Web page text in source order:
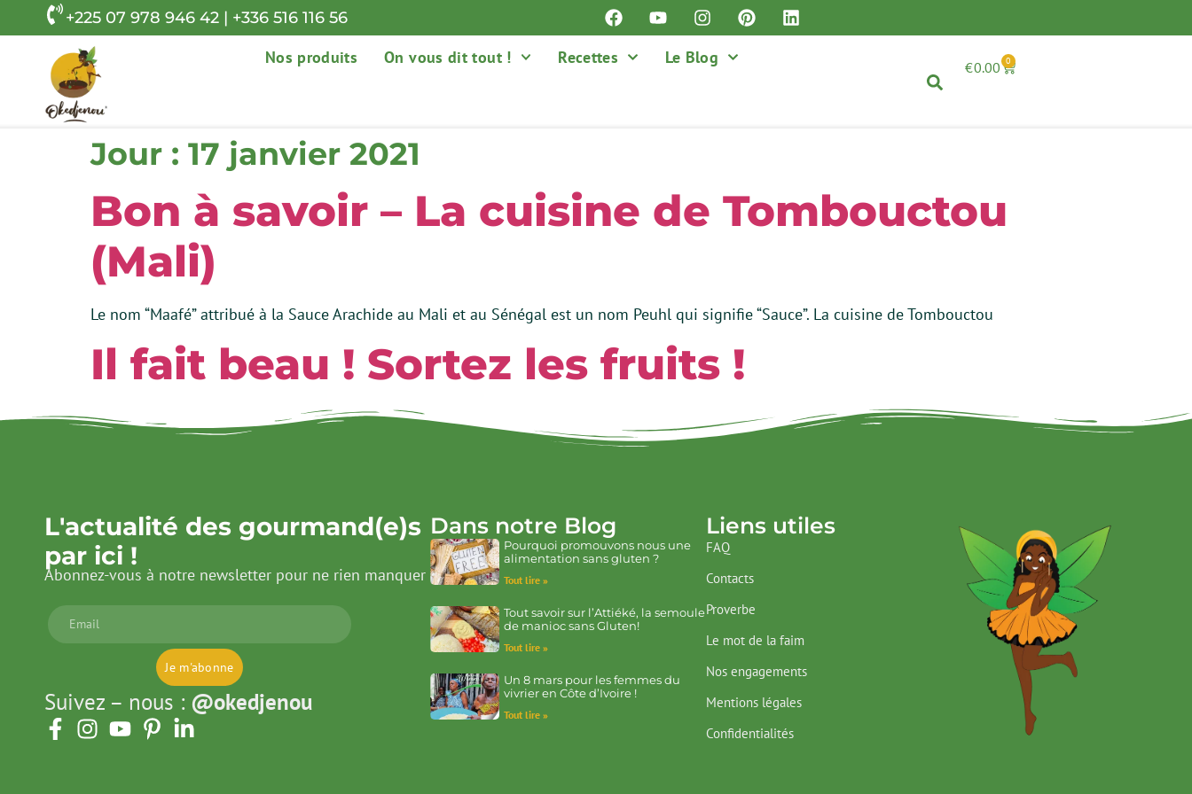
+225 07 978 946 42 | +336 516 116 56
Nos produits On vous dit tout ! Recettes Le Blog €0.00 0
Jour : 17 janvier 2021
Bon à savoir – La cuisine de Tombouctou
(Mali)
Le nom “Maafé” attribué à la Sauce Arachide au Mali et au Sénégal est un nom Peuhl qui signifie “Sauce”. La cuisine de Tombouctou
Il fait beau ! Sortez les fruits !
L'actualité des gourmand(e)s
par ici !
Abonnez-vous à notre newsletter pour ne rien manquer
Je m'abonne
Suivez – nous : @okedjenou
Dans notre Blog
Pourquoi promouvons nous une
alimentation sans gluten ?
Tout lire »
Tout savoir sur l’Attiéké, la semoule
de manioc sans Gluten!
Tout lire »
Un 8 mars pour les femmes du
vivrier en Côte d’Ivoire !
Tout lire »
Liens utiles
FAQ
Contacts
Proverbe
Le mot de la faim
Nos engagements
Mentions légales
Confidentialités